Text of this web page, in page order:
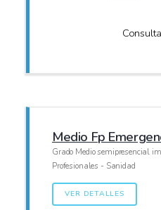
Medio Fp
Grado Medio semipresencial
Profesionales - Sanidad
VER DETALLES